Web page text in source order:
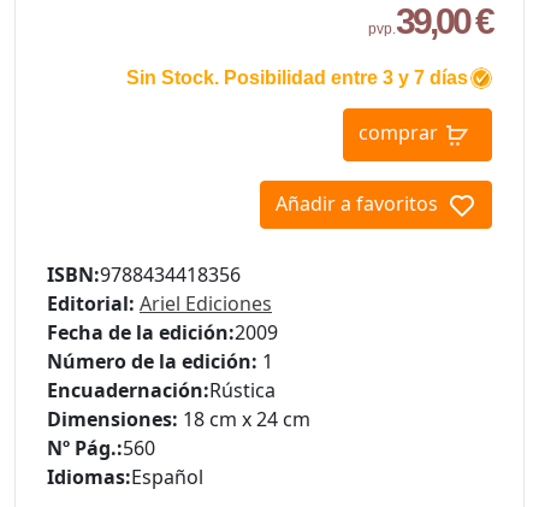
pvp.39,00 €
Sin Stock. Posibilidad entre 3 y 7 días
comprar
Añadir a favoritos
ISBN:9788434418356
Editorial: Ariel Ediciones
Fecha de la edición:2009
Número de la edición: 1
Encuadernación:Rústica
Dimensiones: 18 cm x 24 cm
Nº Pág.:560
Idiomas:Español